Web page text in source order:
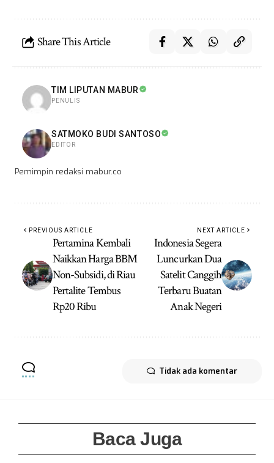
Share This Article
TIM LIPUTAN MABUR
PENULIS
SATMOKO BUDI SANTOSO
EDITOR
Pemimpin redaksi mabur.co
PREVIOUS ARTICLE
Pertamina Kembali
Naikkan Harga BBM
Non-Subsidi, di Riau
Pertalite Tembus
Rp20 Ribu
NEXT ARTICLE
Indonesia Segera
Luncurkan Dua
Satelit Canggih
Terbaru Buatan
Anak Negeri
Tidak ada komentar
Baca Juga